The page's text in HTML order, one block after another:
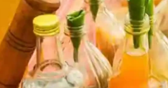
t
o
a
m
a
n